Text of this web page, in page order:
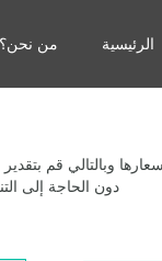
الرئيسية من نحن؟
وبالتالي قم بتقدير
دون الحاجة إلى